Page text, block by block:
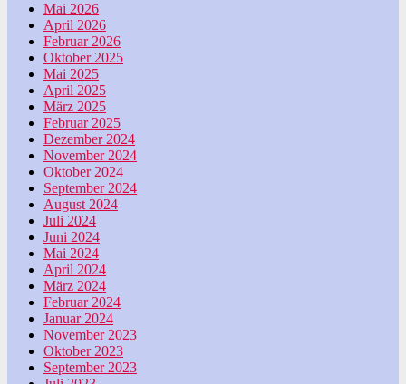
Mai 2026
April 2026
Februar 2026
Oktober 2025
Mai 2025
April 2025
März 2025
Februar 2025
Dezember 2024
November 2024
Oktober 2024
September 2024
August 2024
Juli 2024
Juni 2024
Mai 2024
April 2024
März 2024
Februar 2024
Januar 2024
November 2023
Oktober 2023
September 2023